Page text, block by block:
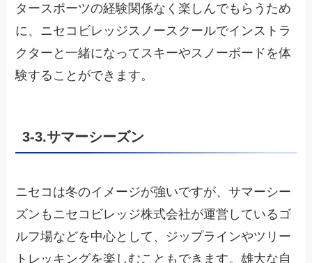
タースポーツの経験関係なく楽しんでもらうため
に、ニセコビレッジスノースクールでインストラ
クターと一緒になってスキーやスノーボードを体
験することができます。
3-3.サマーシーズン
ニセコは冬のイメージが強いですが、サマーシー
ズンもニセコビレッジ株式会社が運営しているゴ
ルフ場などを中心として、ジップラインやツリー
トレッキングを楽しむこともできます。雄大な自